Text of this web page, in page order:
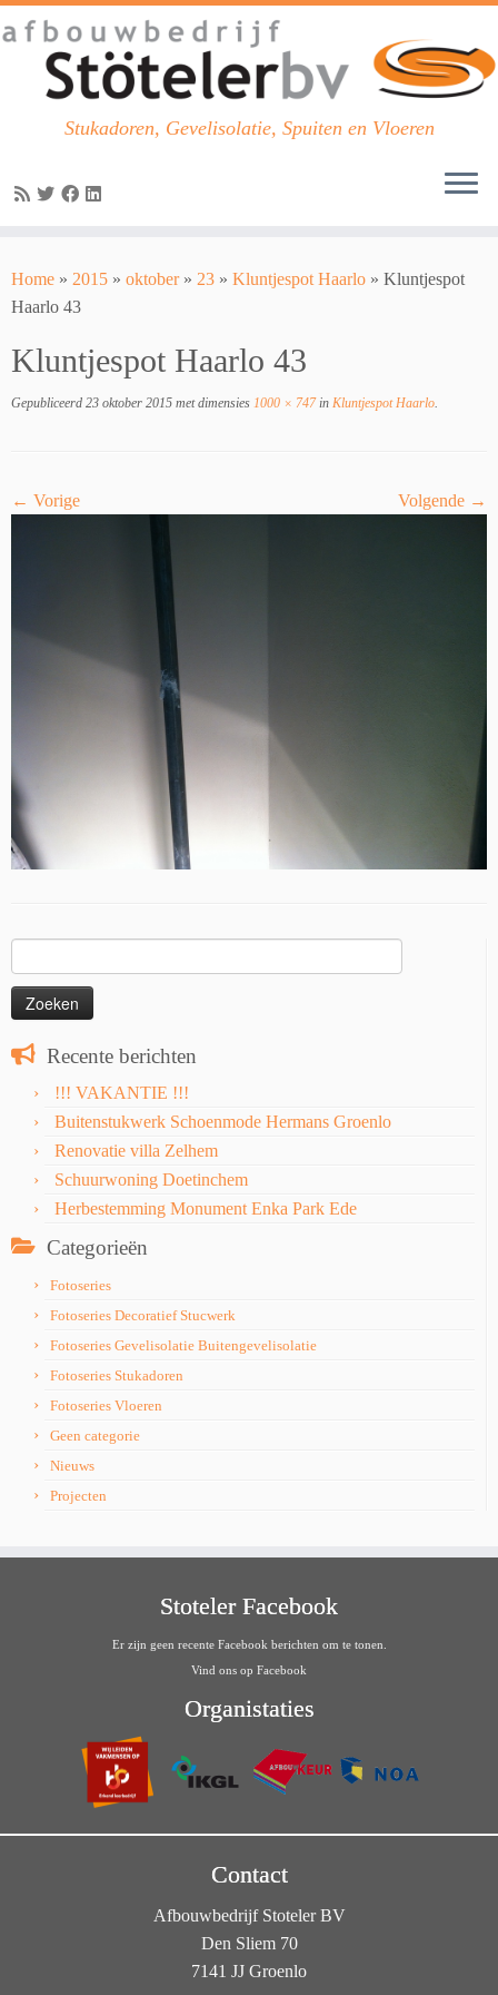
to
content
Stukadoren, Gevelisolatie, Spuiten en Vloeren
Home » 2015 » oktober » 23 » Kluntjespot Haarlo » Kluntjespot
Haarlo 43
Kluntjespot Haarlo 43
Gepubliceerd 23 oktober 2015 met dimensies 1000 × 747in Kluntjespot Haarlo
← Vorige Volgende →
naar:
Recente berichten
!!! VAKANTIE !!!
Buitenstukwerk Schoenmode Hermans Groenlo
Renovatie villa Zelhem
Schuurwoning Doetinchem
Herbestemming Monument Enka Park Ede
Categorieën
Fotoseries
Fotoseries Decoratief Stucwerk
Fotoseries Gevelisolatie Buitengevelisolatie
Fotoseries Stukadoren
Fotoseries Vloeren
Geen categorie
Nieuws
Projecten
Stoteler Facebook
Er zijn geen recente Facebook berichten om te tonen.
Vind ons op Facebook
Organistaties
Contact
Afbouwbedrijf Stoteler BV
Den Sliem 70
7141 JJ Groenlo